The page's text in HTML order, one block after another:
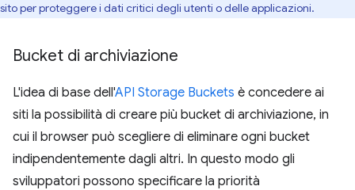
sito per proteggere i dati critici degli utenti o delle applicazioni.
Bucket di archiviazione
L'idea di base dell'API Storage Buckets è concedere ai
siti la possibilità di creare più bucket di archiviazione, in
cui il browser può scegliere di eliminare ogni bucket
indipendentemente dagli altri. In questo modo gli
sviluppatori possono specificare la priorità